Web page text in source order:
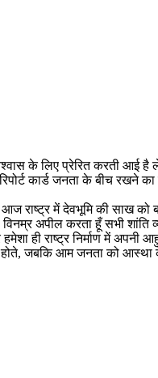
के लिए प्रेरित करती आई है
रिपोर्ट कार्ड जनता के बीच
राष्ट्र में देवभूमि की साख
अपील करता हूँ सभी शांति
ही राष्ट्र निर्माण में
होते, जबकि आम जनता को